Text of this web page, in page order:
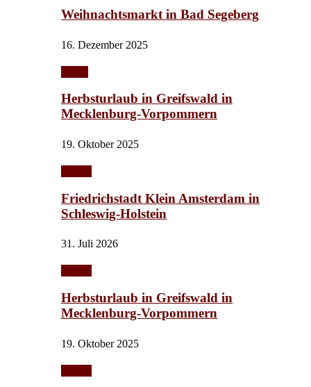
Weihnachtsmarkt in Bad Segeberg
16. Dezember 2025
Herbsturlaub in Greifswald in
Mecklenburg-Vorpommern
19. Oktober 2025
Friedrichstadt Klein Amsterdam in
Schleswig-Holstein
31. Juli 2026
Herbsturlaub in Greifswald in
Mecklenburg-Vorpommern
19. Oktober 2025